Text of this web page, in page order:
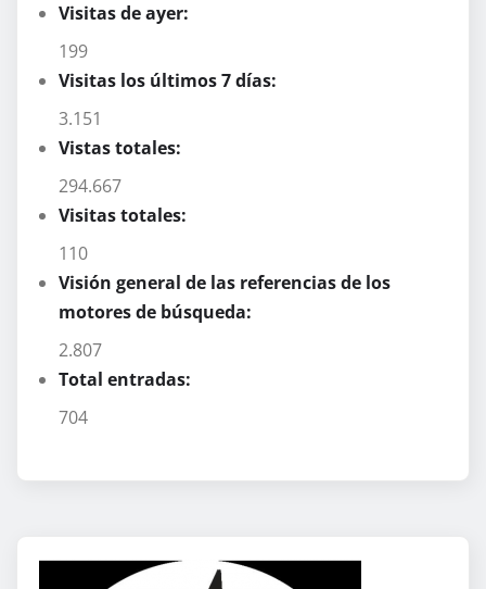
Visitas de ayer:
199
Visitas los últimos 7 días:
3.151
Vistas totales:
294.667
Visitas totales:
110
Visión general de las referencias de los
motores de búsqueda:
2.807
Total entradas:
704